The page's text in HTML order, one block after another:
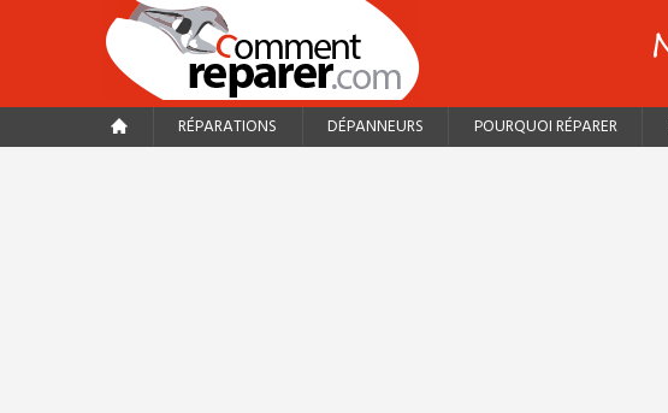
RÉPARATIONS DÉPANNEURS POURQUOI RÉPARER